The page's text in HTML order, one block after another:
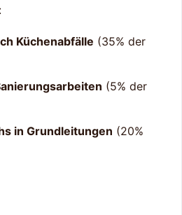
Küchenabfälle (35% der
(5% der
in Grundleitungen (20%